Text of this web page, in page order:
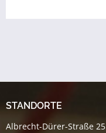
STANDORTE
Albrecht-Dürer-Straße 25